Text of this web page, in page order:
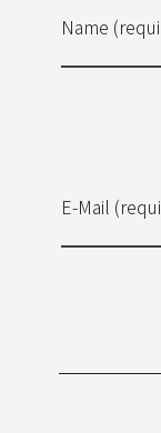
Name
E-Mail